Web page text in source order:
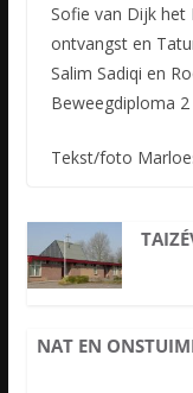
Sofie van Dijk
ontvangst en
Salim Sadiqi en
Beweegdiploma
Tekst/foto
NAT EN